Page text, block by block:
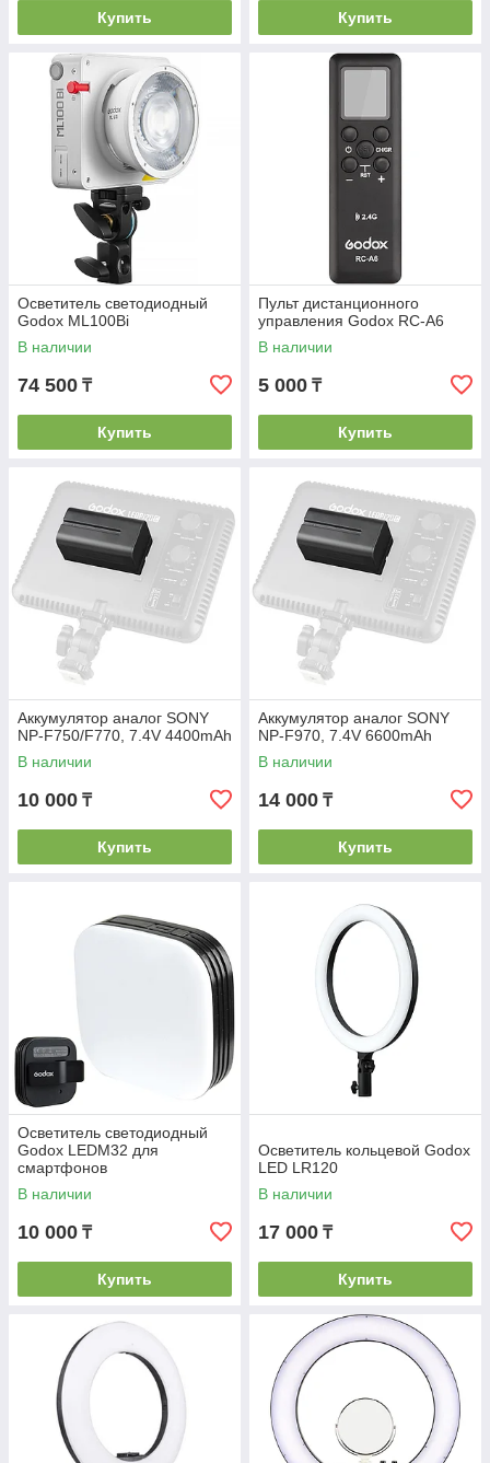
Купить Купить
Осветитель светодиодный
Godox ML100Bi
В наличии
74 500 ₸
Купить
Пульт дистанционного
управления Godox RC-A6
В наличии
5 000 ₸
Купить
Аккумулятор аналог SONY
NP-F750/F770, 7.4V 4400mAh
В наличии
10 000 ₸
Купить
Аккумулятор аналог SONY
NP-F970, 7.4V 6600mAh
В наличии
14 000 ₸
Купить
Осветитель светодиодный
Godox LEDM32 для
смартфонов
В наличии
10 000 ₸
Купить
Осветитель кольцевой Godox
LED LR120
В наличии
17 000 ₸
Купить